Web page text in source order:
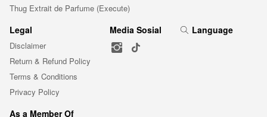
Thug Extrait de Parfume (Execute)
Legal
Disclaimer
Return & Refund Policy
Terms & Conditions
Privacy Policy
Media Sosial Language
As a Member Of